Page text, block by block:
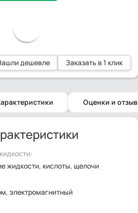
дешевле Заказать в 1 клик
Оценки и
жидкости, кислоты, щелочи
электромагнитный